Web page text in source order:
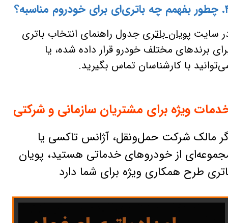
سایت پویان باتری جدول راهنمای انتخاب باتری
برندهای مختلف خودرو قرار داده شده، یا
با کارشناسان تماس بگیرید.
ویژه برای مشتریان سازمانی و شرکتی
مناسبه؟
مالک شرکت حمل‌ونقل، آژانس تاکسی یا
از خودروهای خدماتی هستید، پویان
طرح همکاری ویژه برای شما دارد